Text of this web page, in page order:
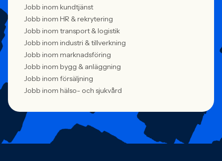
Jobb inom kundtjänst
Jobb inom HR & rekrytering
Jobb inom transport & logistik
Jobb inom industri & tillverkning
Jobb inom marknadsföring
Jobb inom bygg & anläggning
Jobb inom försäljning
Jobb inom hälso- och sjukvård